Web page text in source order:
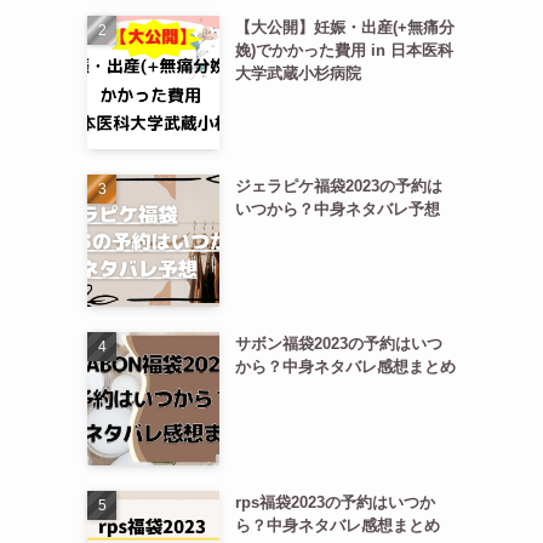
【大公開】妊娠・出産(+無痛分
娩)でかかった費用 in 日本医科
大学武蔵小杉病院
ジェラピケ福袋2023の予約は
いつから？中身ネタバレ予想
サボン福袋2023の予約はいつ
から？中身ネタバレ感想まとめ
rps福袋2023の予約はいつか
ら？中身ネタバレ感想まとめ